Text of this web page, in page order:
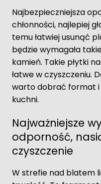
Najbezpieczniejsza
chłonności, najlepiej
temu łatwiej usunąć
będzie wymagała
kamień. Takie płytki
łatwe w czyszczeniu.
warto dobrać format i
kuchni.
Najważniejsze
odporność,
czyszczenie
W strefie nad blatem